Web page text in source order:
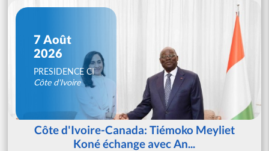
7 Août
2026
PRESIDENCE CI
Côte d'Ivoire
Côte d'Ivoire-Canada: Tiémoko Meyliet
Koné échange avec An...